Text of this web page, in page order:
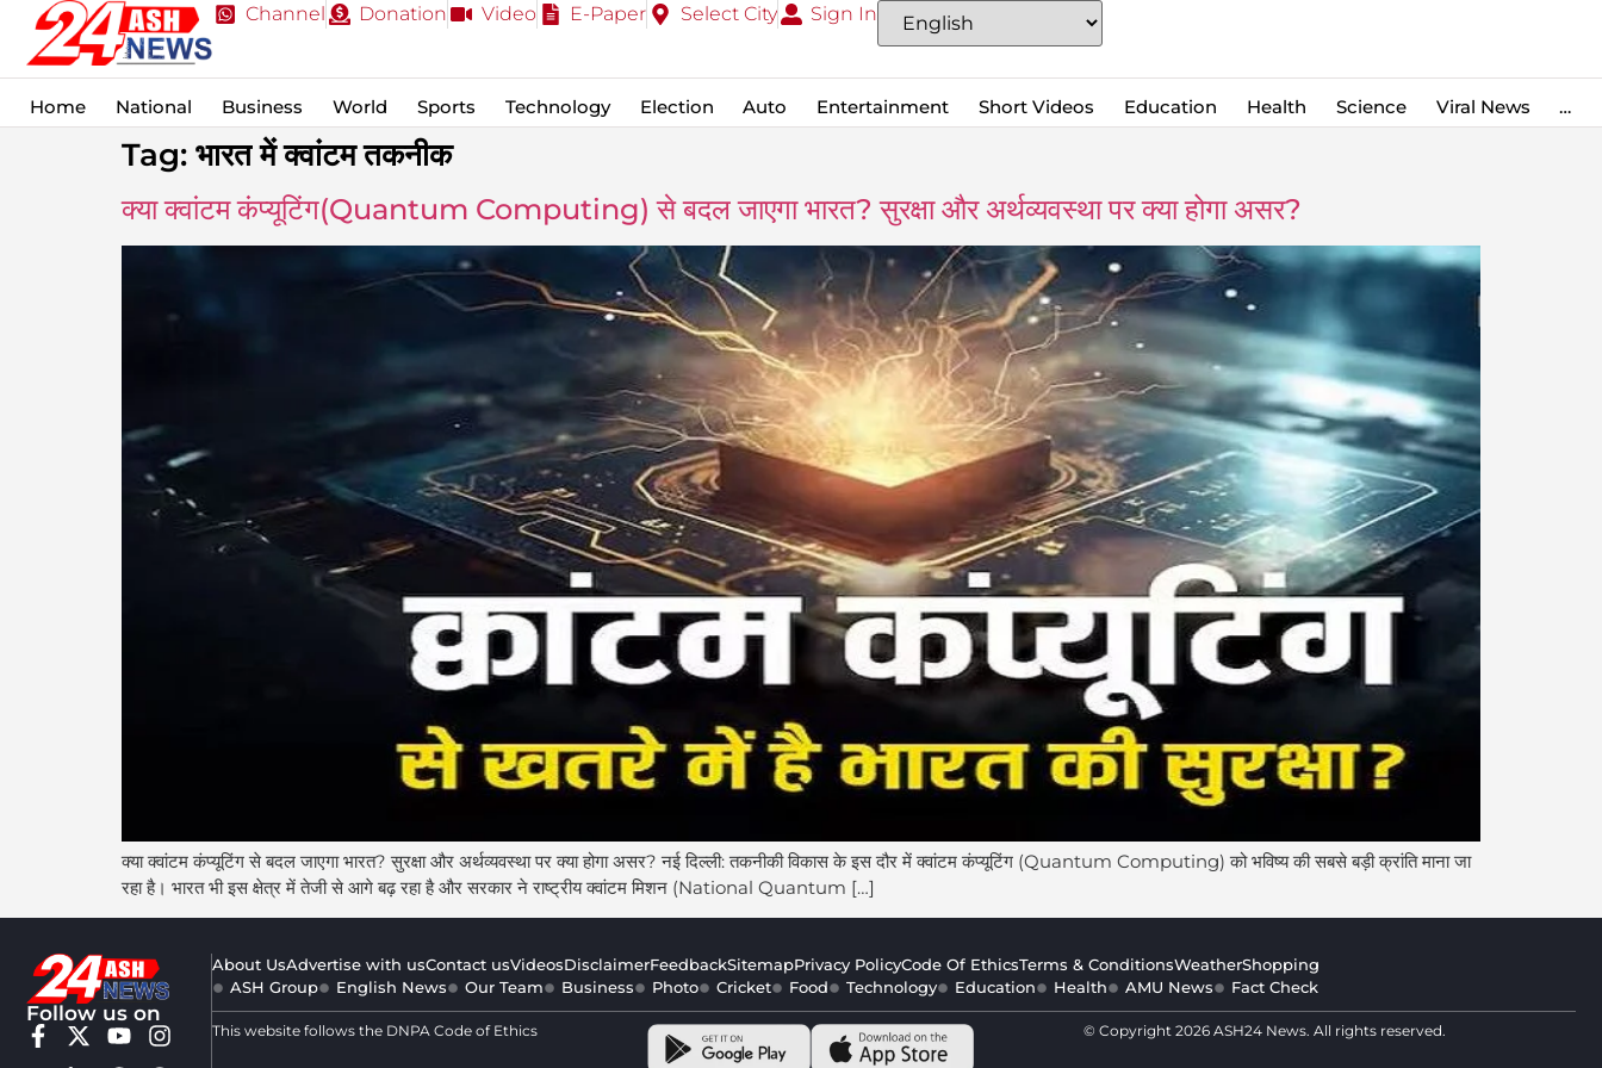
Channel Donation Video E-Paper Select City Sign In
Home National Business World Sports Technology Election Auto Entertainment Short Videos Education Health Science Viral News …
Tag: भारत में क्वांटम तकनीक
क्या क्वांटम कंप्यूटिंग(Quantum Computing) से बदल जाएगा भारत? सुरक्षा और अर्थव्यवस्था पर क्या होगा असर?
क्या क्वांटम कंप्यूटिंग से बदल जाएगा भारत? सुरक्षा और अर्थव्यवस्था पर क्या होगा असर? नई दिल्ली: तकनीकी विकास के इस दौर में क्वांटम कंप्यूटिंग (Quantum Computing) को भविष्य की सबसे बड़ी क्रांति माना जा
रहा है। भारत भी इस क्षेत्र में तेजी से आगे बढ़ रहा है और सरकार ने राष्ट्रीय क्वांटम मिशन (National Quantum […]
Follow us on
About UsAdvertise with usContact usVideosDisclaimerFeedbackSitemapPrivacy PolicyCode Of EthicsTerms & ConditionsWeatherShopping
ASH Group
English News Our Team Business Photo Cricket Food Technology Education Health AMU News Fact Check
This website follows the DNPA Code of Ethics © Copyright 2026 ASH24 News. All rights reserved.